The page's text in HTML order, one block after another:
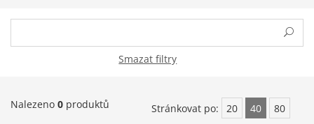
Smazat filtry
Nalezeno 0 produktů Stránkovat po: 20 40
80